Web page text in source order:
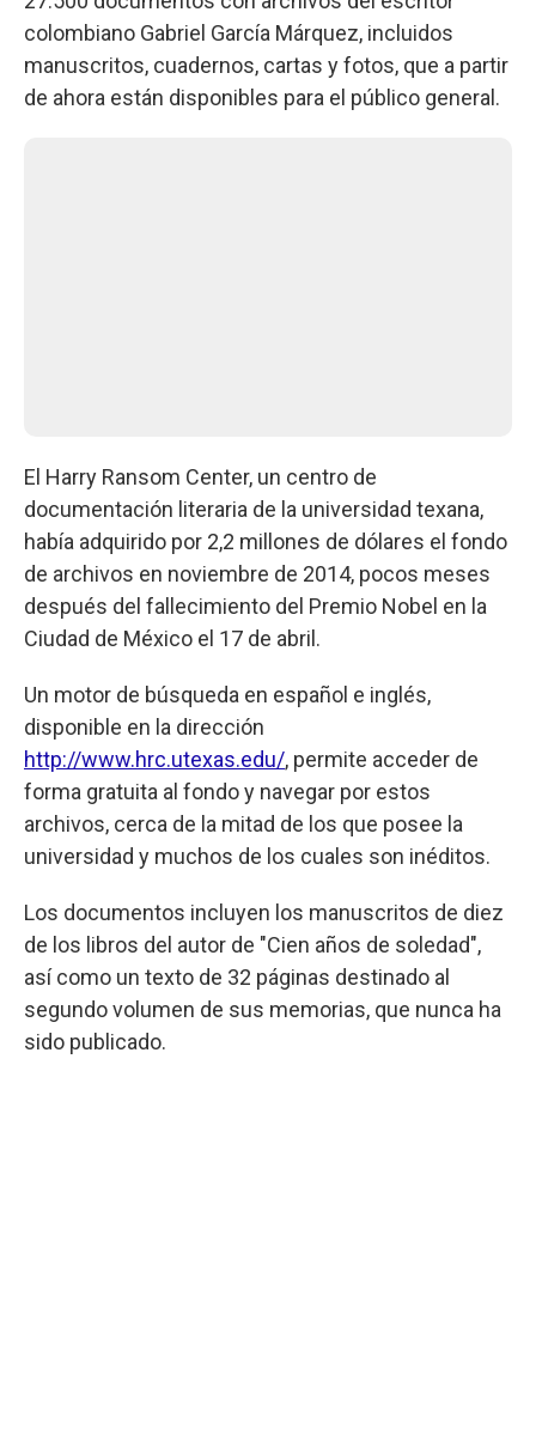
colombiano Gabriel García Márquez, incluidos
manuscritos, cuadernos, cartas y fotos, que a partir
de ahora están disponibles para el público general.
El Harry Ransom Center, un centro de
documentación literaria de la universidad texana,
había adquirido por 2,2 millones de dólares el fondo
de archivos en noviembre de 2014, pocos meses
después del fallecimiento del Premio Nobel en la
Ciudad de México el 17 de abril.
Un motor de búsqueda en español e inglés,
disponible en la dirección
http://www.hrc.utexas.edu/, permite acceder de
forma gratuita al fondo y navegar por estos
archivos, cerca de la mitad de los que posee la
universidad y muchos de los cuales son inéditos.
Los documentos incluyen los manuscritos de diez
de los libros del autor de "Cien años de soledad",
así como un texto de 32 páginas destinado al
segundo volumen de sus memorias, que nunca ha
sido publicado.